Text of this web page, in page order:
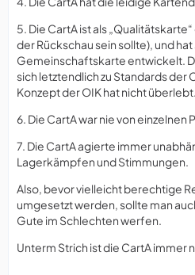
5. Die CartA ist als
der Rückschau sein sollte), und hat
Gemeinschaftskarte entwickelt.
sich letztendlich zu Standards
Konzept der OIK hat nicht überlebt.
6. Die CartA war nie von einzelnen
7. Die CartA agierte immer
Lagerkämpfen und Stimmungen.
Also, bevor vielleicht berechtige
umgesetzt werden, sollte man
Gute im Schlechten werfen.
Unterm Strich ist die CartA immer